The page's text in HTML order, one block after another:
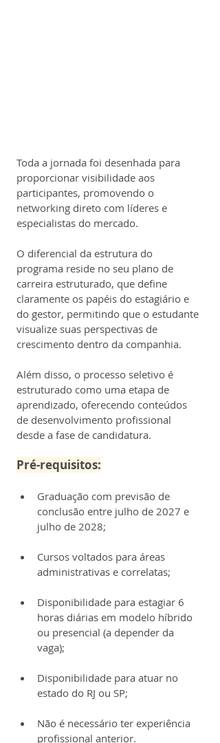
Toda a jornada foi desenhada para
proporcionar visibilidade aos
participantes, promovendo o
networking direto com líderes e
especialistas do mercado.
O diferencial da estrutura do
programa reside no seu plano de
carreira estruturado, que define
claramente os papéis do estagiário e
do gestor, permitindo que o estudante
visualize suas perspectivas de
crescimento dentro da companhia.
Além disso, o processo seletivo é
estruturado como uma etapa de
aprendizado, oferecendo conteúdos
de desenvolvimento profissional
desde a fase de candidatura.
Pré-requisitos:
Graduação com previsão de
conclusão entre julho de 2027 e
julho de 2028;
Cursos voltados para áreas
administrativas e correlatas;
Disponibilidade para estagiar 6
horas diárias em modelo híbrido
ou presencial (a depender da
vaga);
Disponibilidade para atuar no
estado do RJ ou SP;
Não é necessário ter experiência
profissional anterior.